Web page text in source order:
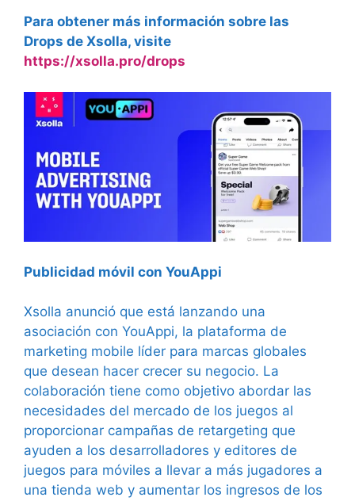
Para obtener más información sobre las
Drops de Xsolla, visite
https://xsolla.pro/drops
Publicidad móvil con YouAppi
Xsolla anunció que está lanzando una
asociación con YouAppi, la plataforma de
marketing mobile líder para marcas globales
que desean hacer crecer su negocio. La
colaboración tiene como objetivo abordar las
necesidades del mercado de los juegos al
proporcionar campañas de retargeting que
ayuden a los desarrolladores y editores de
juegos para móviles a llevar a más jugadores a
una tienda web y aumentar los ingresos de los